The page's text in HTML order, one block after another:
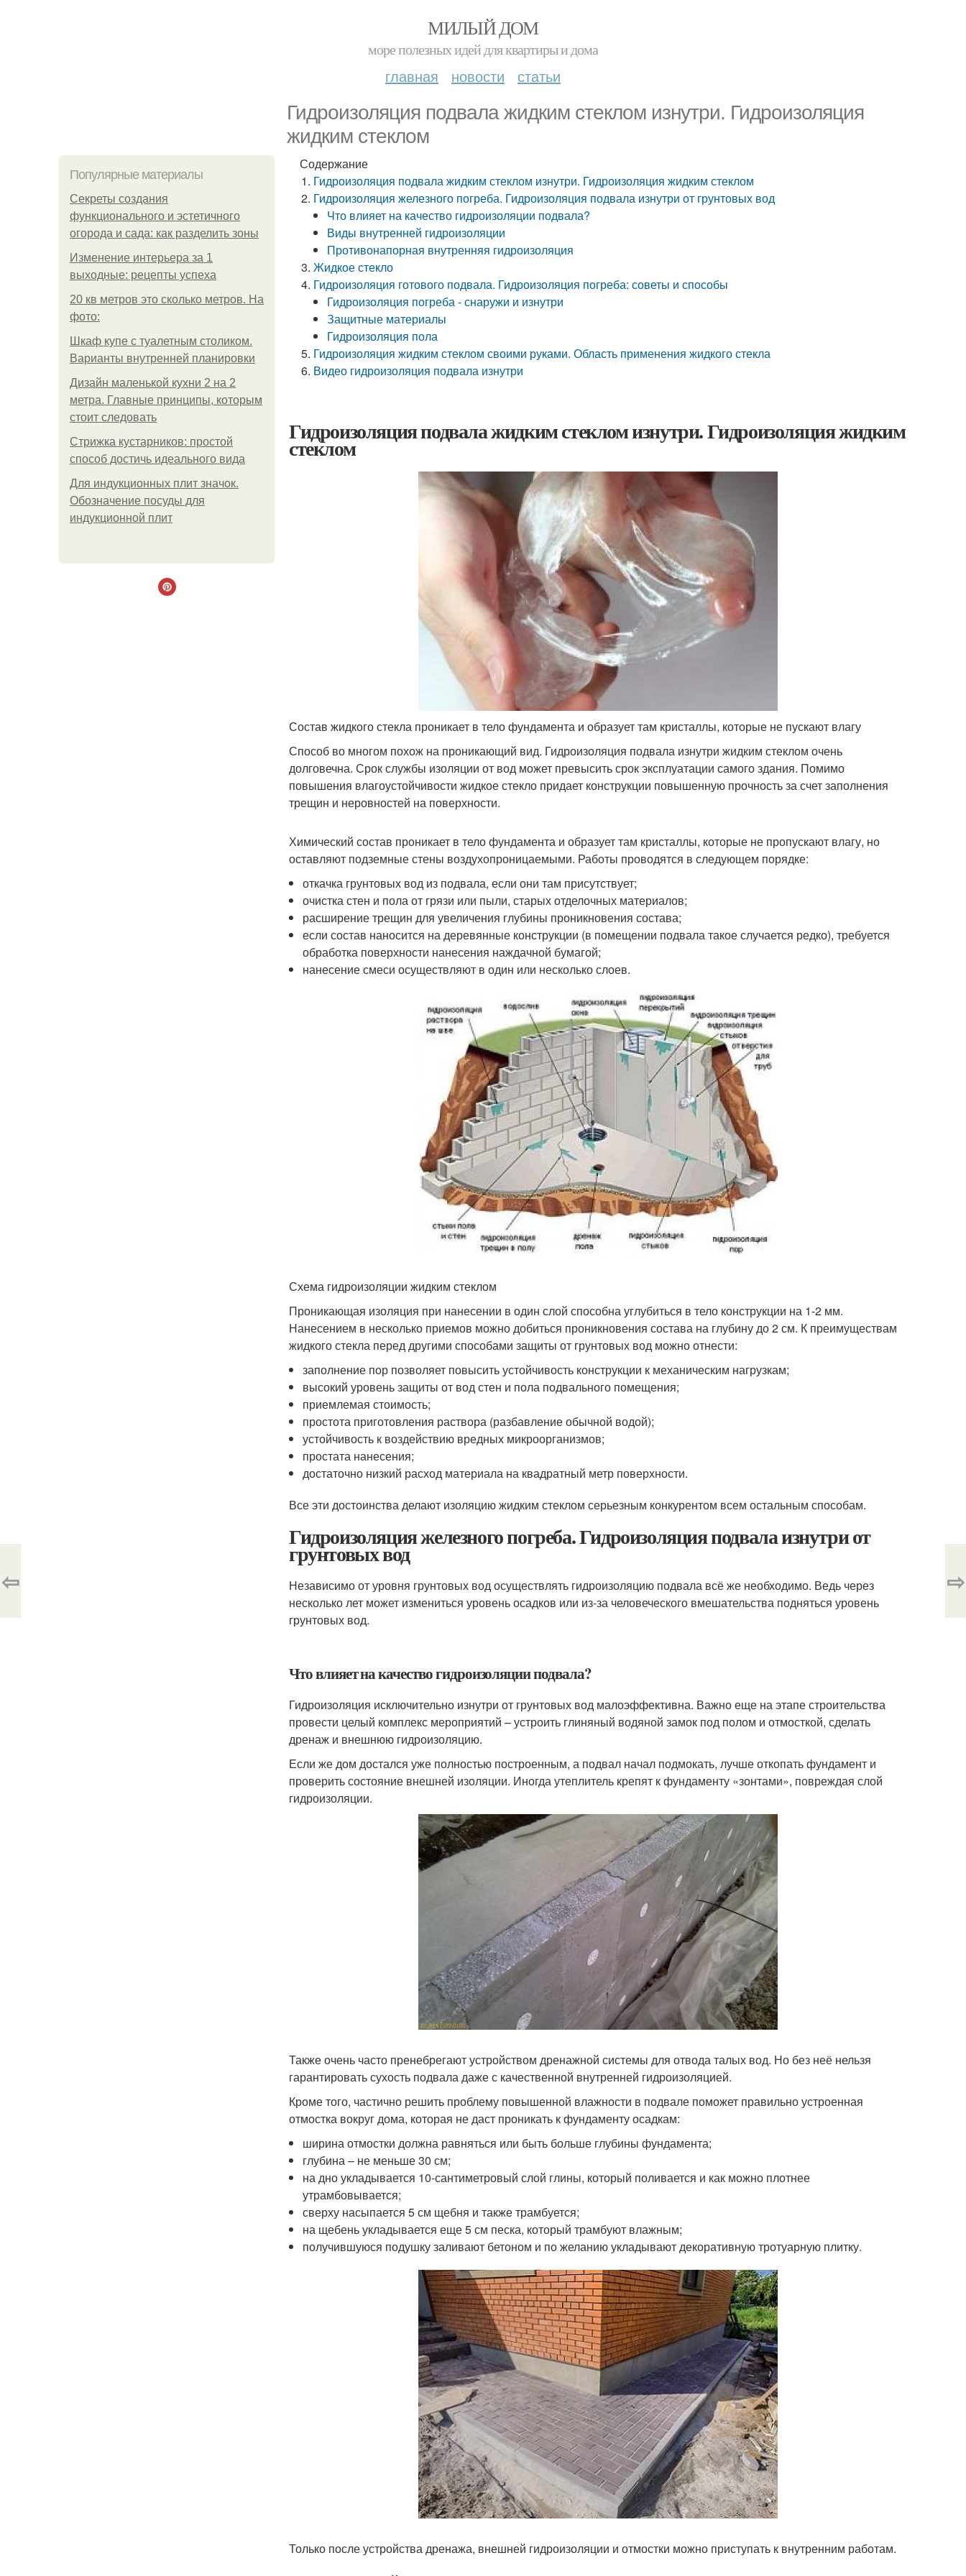
МИЛЫЙ ДОМ
море полезных идей для квартиры и дома
главная новости статьи
Гидроизоляция подвала жидким стеклом изнутри. Гидроизоляция
жидким стеклом
Популярные материалы
Секреты создания
функционального и эстетичного
огорода и сада: как разделить зоны
Изменение интерьера за 1
выходные: рецепты успеха
20 кв метров это сколько метров. На
фото:
Шкаф купе с туалетным столиком.
Варианты внутренней планировки
Дизайн маленькой кухни 2 на 2
метра. Главные принципы, которым
стоит следовать
Стрижка кустарников: простой
способ достичь идеального вида
Для индукционных плит значок.
Обозначение посуды для
индукционной плит
Содержание
Гидроизоляция подвала жидким стеклом изнутри. Гидроизоляция жидким стеклом
Гидроизоляция железного погреба. Гидроизоляция подвала изнутри от грунтовых вод
Что влияет на качество гидроизоляции подвала?
Виды внутренней гидроизоляции
Противонапорная внутренняя гидроизоляция
Жидкое стекло
Гидроизоляция готового подвала. Гидроизоляция погреба: советы и способы
Гидроизоляция погреба - снаружи и изнутри
Защитные материалы
Гидроизоляция пола
Гидроизоляция жидким стеклом своими руками. Область применения жидкого стекла
Видео гидроизоляция подвала изнутри
Гидроизоляция подвала жидким стеклом изнутри. Гидроизоляция жидким
стеклом
Состав жидкого стекла проникает в тело фундамента и образует там кристаллы, которые не пускают влагу
Способ во многом похож на проникающий вид. Гидроизоляция подвала изнутри жидким стеклом очень
долговечна. Срок службы изоляции от вод может превысить срок эксплуатации самого здания. Помимо
повышения влагоустойчивости жидкое стекло придает конструкции повышенную прочность за счет заполнения
трещин и неровностей на поверхности.
Химический состав проникает в тело фундамента и образует там кристаллы, которые не пропускают влагу, но
оставляют подземные стены воздухопроницаемыми. Работы проводятся в следующем порядке:
откачка грунтовых вод из подвала, если они там присутствует;
очистка стен и пола от грязи или пыли, старых отделочных материалов;
расширение трещин для увеличения глубины проникновения состава;
если состав наносится на деревянные конструкции (в помещении подвала такое случается редко), требуется
обработка поверхности нанесения наждачной бумагой;
нанесение смеси осуществляют в один или несколько слоев.
Схема гидроизоляции жидким стеклом
Проникающая изоляция при нанесении в один слой способна углубиться в тело конструкции на 1-2 мм.
Нанесением в несколько приемов можно добиться проникновения состава на глубину до 2 см. К преимуществам
жидкого стекла перед другими способами защиты от грунтовых вод можно отнести:
заполнение пор позволяет повысить устойчивость конструкции к механическим нагрузкам;
высокий уровень защиты от вод стен и пола подвального помещения;
приемлемая стоимость;
простота приготовления раствора (разбавление обычной водой);
устойчивость к воздействию вредных микроорганизмов;
простата нанесения;
достаточно низкий расход материала на квадратный метр поверхности.
Все эти достоинства делают изоляцию жидким стеклом серьезным конкурентом всем остальным способам.
Гидроизоляция железного погреба. Гидроизоляция подвала изнутри от
грунтовых вод
Независимо от уровня грунтовых вод осуществлять гидроизоляцию подвала всё же необходимо. Ведь через
несколько лет может измениться уровень осадков или из-за человеческого вмешательства подняться уровень
грунтовых вод.
Что влияет на качество гидроизоляции подвала?
Гидроизоляция исключительно изнутри от грунтовых вод малоэффективна. Важно еще на этапе строительства
провести целый комплекс мероприятий – устроить глиняный водяной замок под полом и отмосткой, сделать
дренаж и внешнюю гидроизоляцию.
Если же дом достался уже полностью построенным, а подвал начал подмокать, лучше откопать фундамент и
проверить состояние внешней изоляции. Иногда утеплитель крепят к фундаменту «зонтами», повреждая слой
гидроизоляции.
Также очень часто пренебрегают устройством дренажной системы для отвода талых вод. Но без неё нельзя
гарантировать сухость подвала даже с качественной внутренней гидроизоляцией.
Кроме того, частично решить проблему повышенной влажности в подвале поможет правильно устроенная
отмостка вокруг дома, которая не даст проникать к фундаменту осадкам:
ширина отмостки должна равняться или быть больше глубины фундамента;
глубина – не меньше 30 см;
на дно укладывается 10-сантиметровый слой глины, который поливается и как можно плотнее
утрамбовывается;
сверху насыпается 5 см щебня и также трамбуется;
на щебень укладывается еще 5 см песка, который трамбуют влажным;
получившуюся подушку заливают бетоном и по желанию укладывают декоративную тротуарную плитку.
Только после устройства дренажа, внешней гидроизоляции и отмостки можно приступать к внутренним работам.
⇦ ⇨